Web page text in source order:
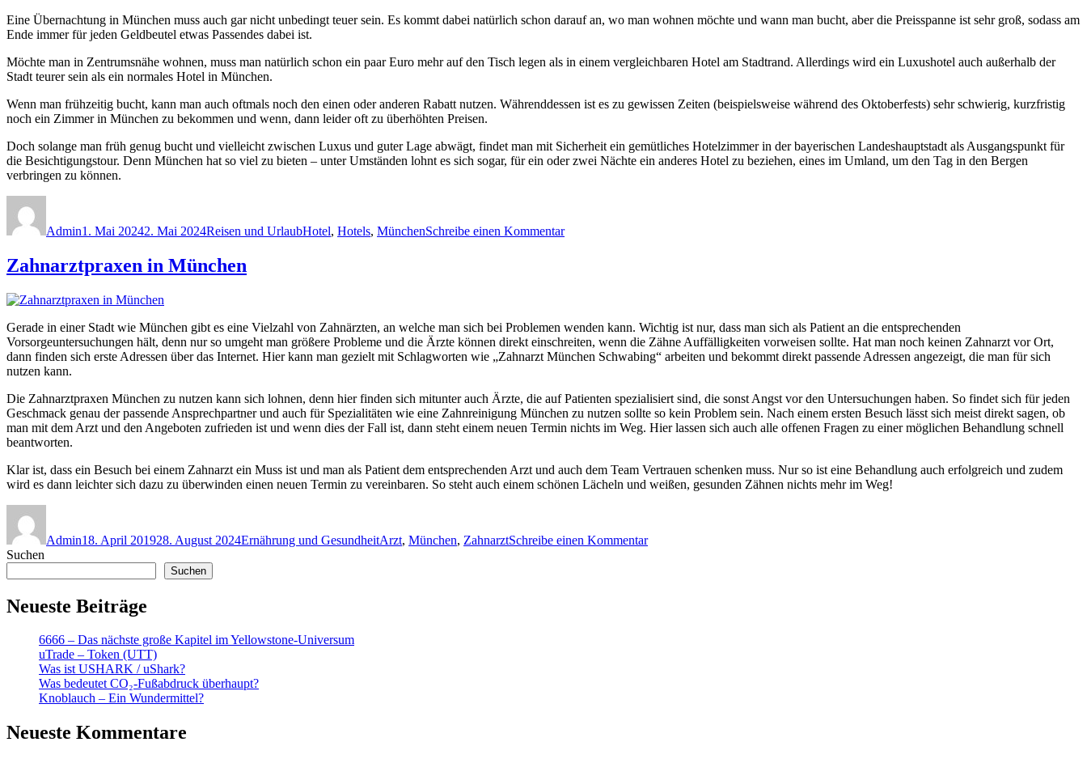
Eine Übernachtung in München muss auch gar nicht unbedingt teuer sein. Es kommt dabei natürlich schon darauf an, wo man wohnen möchte und wann man bucht, aber die Preisspanne ist sehr groß, sodass am
Ende immer für jeden Geldbeutel etwas Passendes dabei ist.
Möchte man in Zentrumsnähe wohnen, muss man natürlich schon ein paar Euro mehr auf den Tisch legen als in einem vergleichbaren Hotel am Stadtrand. Allerdings wird ein Luxushotel auch außerhalb der
Stadt teurer sein als ein normales Hotel in München.
Wenn man frühzeitig bucht, kann man auch oftmals noch den einen oder anderen Rabatt nutzen. Währenddessen ist es zu gewissen Zeiten (beispielsweise während des Oktoberfests) sehr schwierig, kurzfristig
noch ein Zimmer in München zu bekommen und wenn, dann leider oft zu überhöhten Preisen.
Doch solange man früh genug bucht und vielleicht zwischen Luxus und guter Lage abwägt, findet man mit Sicherheit ein gemütliches Hotelzimmer in der bayerischen Landeshauptstadt als Ausgangspunkt für
die Besichtigungstour. Denn München hat so viel zu bieten – unter Umständen lohnt es sich sogar, für ein oder zwei Nächte ein anderes Hotel zu beziehen, eines im Umland, um den Tag in den Bergen
verbringen zu können.
Admin1. Mai 20242. Mai 2024Reisen und UrlaubHotel, Hotels, MünchenSchreibe einen Kommentarin
Zahnarztpraxen in München
Gerade in einer Stadt wie München gibt es eine Vielzahl von Zahnärzten, an welche man sich bei Problemen wenden kann. Wichtig ist nur, dass man sich als Patient an die entsprechenden
Vorsorgeuntersuchungen hält, denn nur so umgeht man größere Probleme und die Ärzte können direkt einschreiten, wenn die Zähne Auffälligkeiten vorweisen sollte. Hat man noch keinen Zahnarzt vor Ort,
dann finden sich erste Adressen über das Internet. Hier kann man gezielt mit Schlagworten wie „Zahnarzt München Schwabing“ arbeiten und bekommt direkt passende Adressen angezeigt, die man für sich
nutzen kann.
Die Zahnarztpraxen München zu nutzen kann sich lohnen, denn hier finden sich mitunter auch Ärzte, die auf Patienten spezialisiert sind, die sonst Angst vor den Untersuchungen haben. So findet sich für jeden
Geschmack genau der passende Ansprechpartner und auch für Spezialitäten wie eine Zahnreinigung München zu nutzen sollte so kein Problem sein. Nach einem ersten Besuch lässt sich meist direkt sagen, ob
man mit dem Arzt und den Angeboten zufrieden ist und wenn dies der Fall ist, dann steht einem neuen Termin nichts im Weg. Hier lassen sich auch alle offenen Fragen zu einer möglichen Behandlung schnell
beantworten.
Klar ist, dass ein Besuch bei einem Zahnarzt ein Muss ist und man als Patient dem entsprechenden Arzt und auch dem Team Vertrauen schenken muss. Nur so ist eine Behandlung auch erfolgreich und zudem
wird es dann leichter sich dazu zu überwinden einen neuen Termin zu vereinbaren. So steht auch einem schönen Lächeln und weißen, gesunden Zähnen nichts mehr im Weg!
Admin18. April 201928. August 2024Ernährung und GesundheitArzt, München, ZahnarztSchreibe einen Kommentarin
Suchen
Suchen
Neueste Beiträge
6666 – Das nächste große Kapitel im Yellowstone-Universum
uTrade – Token (UTT)
Was ist USHARK / uShark?
Was bedeutet CO₂-Fußabdruck überhaupt?
Knoblauch – Ein Wundermittel?
Neueste Kommentare